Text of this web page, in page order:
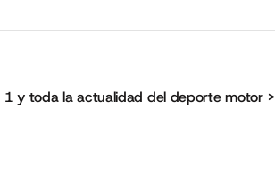
1 y toda la actualidad del deporte motor>